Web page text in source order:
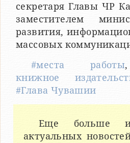
секретаря Главы ЧР
заместителем
развития,
массовых
#места работы
книжное
#Глава Чувашии
Еще больше
актуальных